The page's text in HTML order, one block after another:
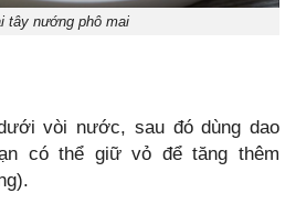
tây nướng phô mai
vòi nước, sau đó dùng dao
có thể giữ vỏ để tăng thêm